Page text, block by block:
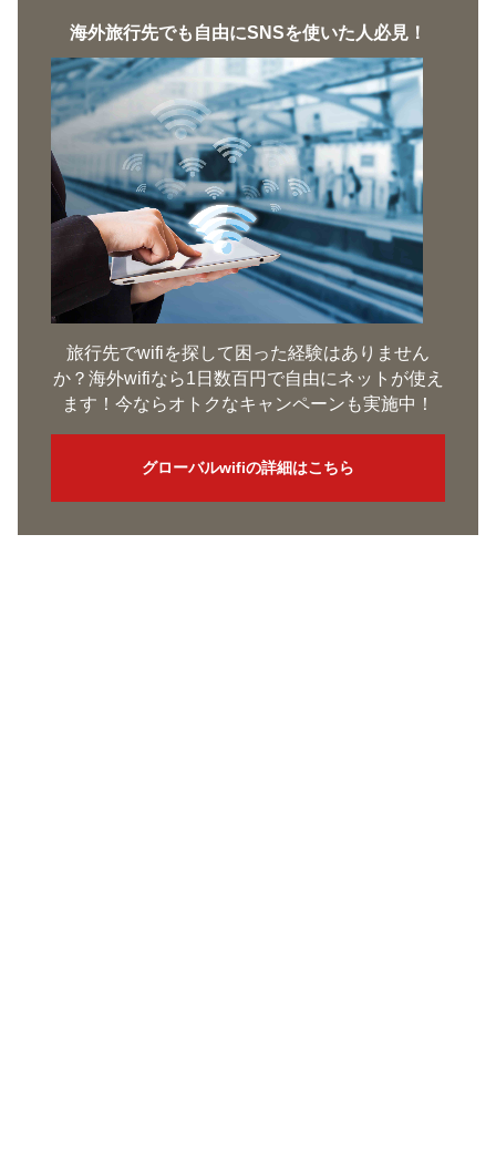
海外旅行先でも自由にSNSを使いた人必見！
旅行先でwifiを探して困った経験はありません
か？海外wifiなら1日数百円で自由にネットが使え
ます！今ならオトクなキャンペーンも実施中！
グローバルwifiの詳細はこちら